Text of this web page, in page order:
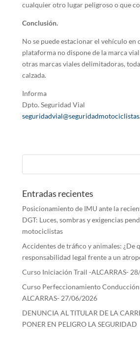
cualquier otro lugar peligroso o que
Conclusión.
No se puede estacionar el vehículo en
plataforma no dispone de la marca
otras marcas viales delimitadoras,
calzada.
Informa
Dpto. Seguridad Vial
Entradas recientes
Posicionamiento de IMU ante la
DGT: Luces, sombras y exigencias
motociclistas
Accidentes de tráfico y animales: ¿De
responsabilidad legal frente a un
Curso Iniciación Trail -ALCARRAS-
Curso Perfeccionamiento
ALCARRAS- 27/06/2026
DENUNCIA AL TITULAR DE LA
PONER EN PELIGRO LA SEGURIDAD